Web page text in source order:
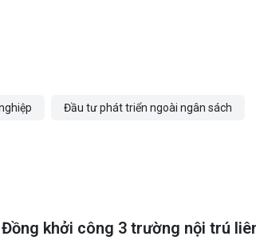
Đầu tư phát triển ngoài ngân sách
khởi công 3 trường nội trú